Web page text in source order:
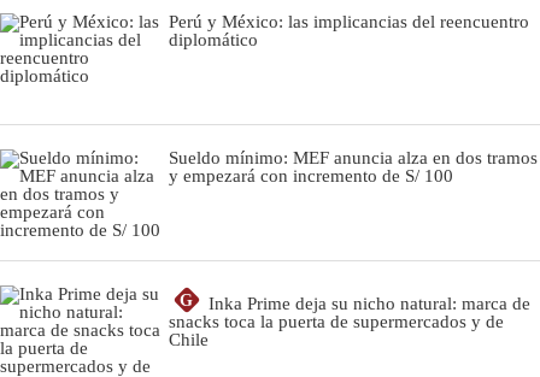
Perú y México: las implicancias del reencuentro
diplomático
Sueldo mínimo: MEF anuncia alza en dos tramos
y empezará con incremento de S/ 100
G
Inka Prime deja su nicho natural: marca de
snacks toca la puerta de supermercados y de
Chile